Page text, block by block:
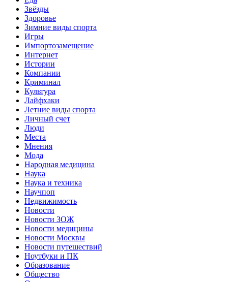
Звёзды
Здоровье
Зимние виды спорта
Игры
Импортозамещение
Интернет
Истории
Компании
Криминал
Культура
Лайфхаки
Летние виды спорта
Личный счет
Люди
Места
Мнения
Мода
Народная медицина
Наука
Наука и техника
Научпоп
Недвижимость
Новости
Новости ЗОЖ
Новости медицины
Новости Москвы
Новости путешествий
Ноутбуки и ПК
Образование
Общество